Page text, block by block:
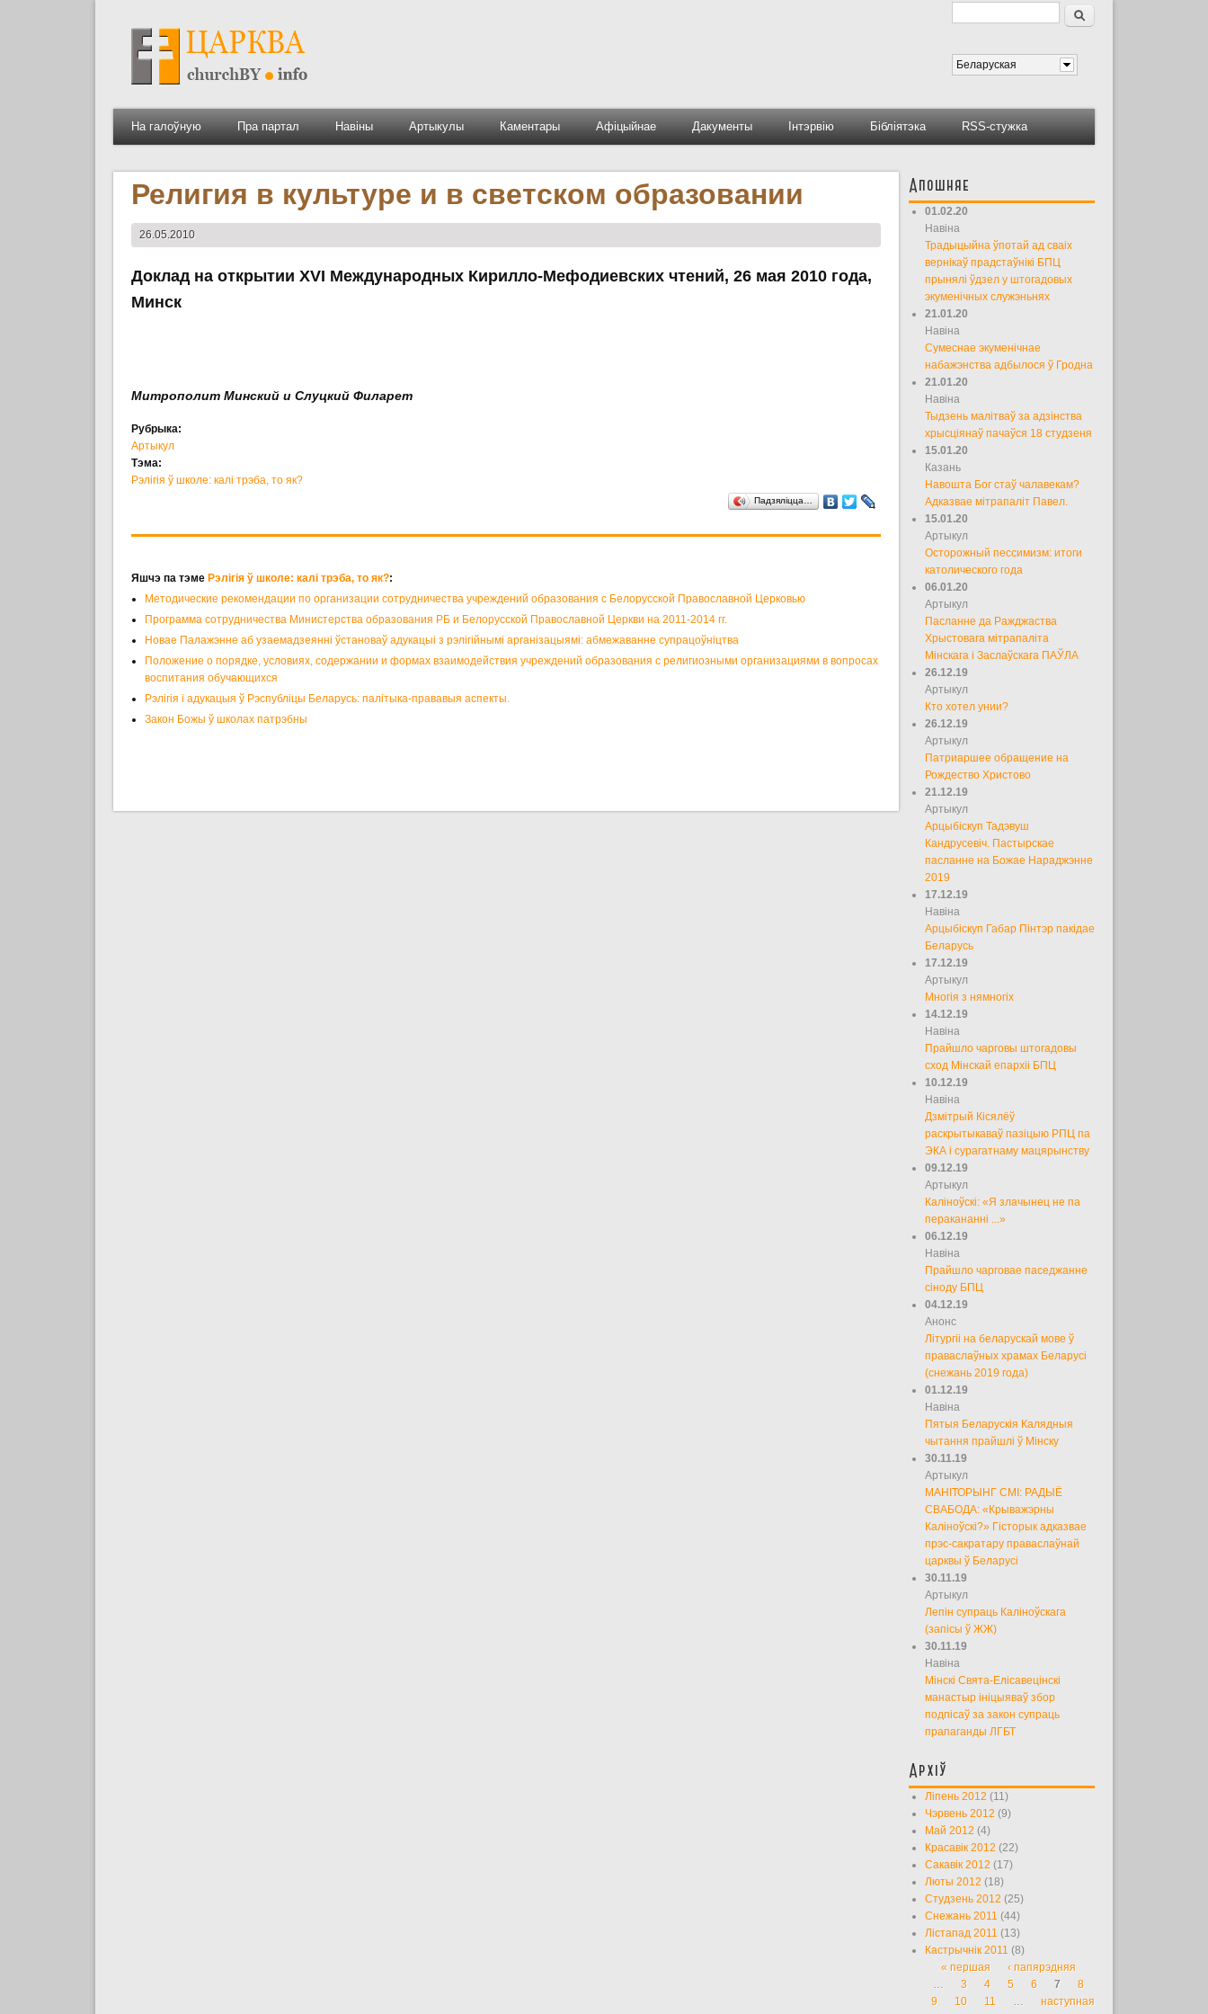
Форма пошуку
Пошук
Беларуская
На галоўную Пра партал Навіны Артыкулы Каментары Афіцыйнае Дакументы Інтэрвію Бібліятэка RSS-стужка
Религия в культуре и в светском образовании
26.05.2010
Доклад на открытии XVI Международных Кирилло-Мефодиевских чтений, 26 мая 2010 года,
Минск
Митрополит Минский и Слуцкий Филарет
Рубрыка:
Артыкул
Тэма:
Рэлігія ў школе: калі трэба, то як?
Падзяліцца…
Яшчэ па тэме Рэлігія ў школе: калі трэба, то як?:
Методические рекомендации по организации сотрудничества учреждений образования с Белорусской Православной Церковью
Программа сотрудничества Министерства образования РБ и Белорусской Православной Церкви на 2011-2014 гг.
Новае Палажэнне аб узаемадзеянні ўстановаў адукацыі з рэлігійнымі арганізацыямі: абмежаванне супрацоўніцтва
Положение о порядке, условиях, содержании и формах взаимодействия учреждений образования с религиозными организациями в вопросах
воспитания обучающихся
Рэлігія і адукацыя ў Рэспубліцы Беларусь: палітыка-прававыя аспекты.
Закон Божы ў школах патрэбны
Апошняе
01.02.20
Навіна
Традыцыйна ўпотай ад сваіх
вернікаў прадстаўнікі БПЦ
прынялі ўдзел у штогадовых
экуменічных служэньнях
21.01.20
Навіна
Сумеснае экуменічнае
набажэнства адбылося ў Гродна
21.01.20
Навіна
Тыдзень малітваў за адзінства
хрысціянаў пачаўся 18 студзеня
15.01.20
Казань
Навошта Бог стаў чалавекам?
Адказвае мітрапаліт Павел.
15.01.20
Артыкул
Осторожный пессимизм: итоги
католического года
06.01.20
Артыкул
Пасланне да Ражджаства
Хрыстовага мітрапаліта
Мінскага і Заслаўскага ПАЎЛА
26.12.19
Артыкул
Кто хотел унии?
26.12.19
Артыкул
Патриаршее обращение на
Рождество Христово
21.12.19
Артыкул
Арцыбіскуп Тадэвуш
Кандрусевіч. Пастырскае
пасланне на Божае Нараджэнне
2019
17.12.19
Навіна
Арцыбіскуп Габар Пінтэр пакідае
Беларусь
17.12.19
Артыкул
Многія з нямногіх
14.12.19
Навіна
Прайшло чарговы штогадовы
сход Мінскай епархіі БПЦ
10.12.19
Навіна
Дзмітрый Кісялёў
раскрытыкаваў пазіцыю РПЦ па
ЭКА і сурагатнаму мацярынству
09.12.19
Артыкул
Каліноўскі: «Я злачынец не па
перакананні ...»
06.12.19
Навіна
Прайшло чарговае паседжанне
сіноду БПЦ
04.12.19
Анонс
Літургіі на беларускай мове ў
праваслаўных храмах Беларусі
(снежань 2019 года)
01.12.19
Навіна
Пятыя Беларускія Калядныя
чытання прайшлі ў Мінску
30.11.19
Артыкул
МАНІТОРЫНГ СМІ: РАДЫЁ
СВАБОДА: «Крыважэрны
Каліноўскі?» Гісторык адказвае
прэс-сакратару праваслаўнай
царквы ў Беларусі
30.11.19
Артыкул
Лепін супраць Каліноўскага
(запісы ў ЖЖ)
30.11.19
Навіна
Мінскі Свята-Елісавецінскі
манастыр ініцыяваў збор
подпісаў за закон супраць
прапаганды ЛГБТ
Архіў
Ліпень 2012 (11)
Чэрвень 2012 (9)
Май 2012 (4)
Красавік 2012 (22)
Сакавік 2012 (17)
Люты 2012 (18)
Студзень 2012 (25)
Снежань 2011 (44)
Лістапад 2011 (13)
Кастрычнік 2011 (8)
Старонкі
« першая
‹ папярэдняя
…
3 4 5 6 7
8
9
10 11 …
наступная